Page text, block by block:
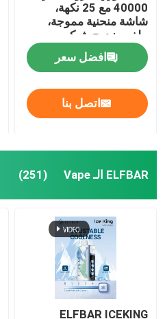
40000 مع 25 نكهة،
شاشة منحنية مموجة،
ملف مزدوج شبكي،
بطارية قابلة لإعادة
الشحن 1000 مللي أمبير افضل سعر
اتصل بنا
ELFBAR الـ Vape (251)
ELFBAR ICEKING